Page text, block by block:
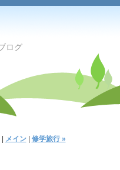
ログ
メイン| 修学旅行 »